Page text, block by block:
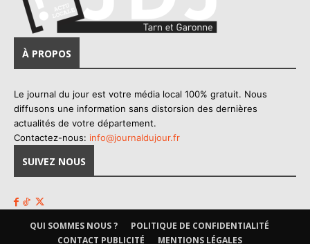
À PROPOS
Le journal du jour est votre média local 100% gratuit. Nous
diffusons une information sans distorsion des dernières
actualités de votre département.
Contactez-nous: info@journaldujour.fr
SUIVEZ NOUS
QUI SOMMES NOUS ?
POLITIQUE DE CONFIDENTIALITÉ
CONTACT PUBLICITÉ
MENTIONS LÉGALES